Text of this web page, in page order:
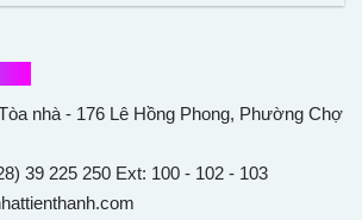
nhà - 176 Lê Hồng Phong, Phường Chợ
39 225 250 Ext: 100 - 102 - 103